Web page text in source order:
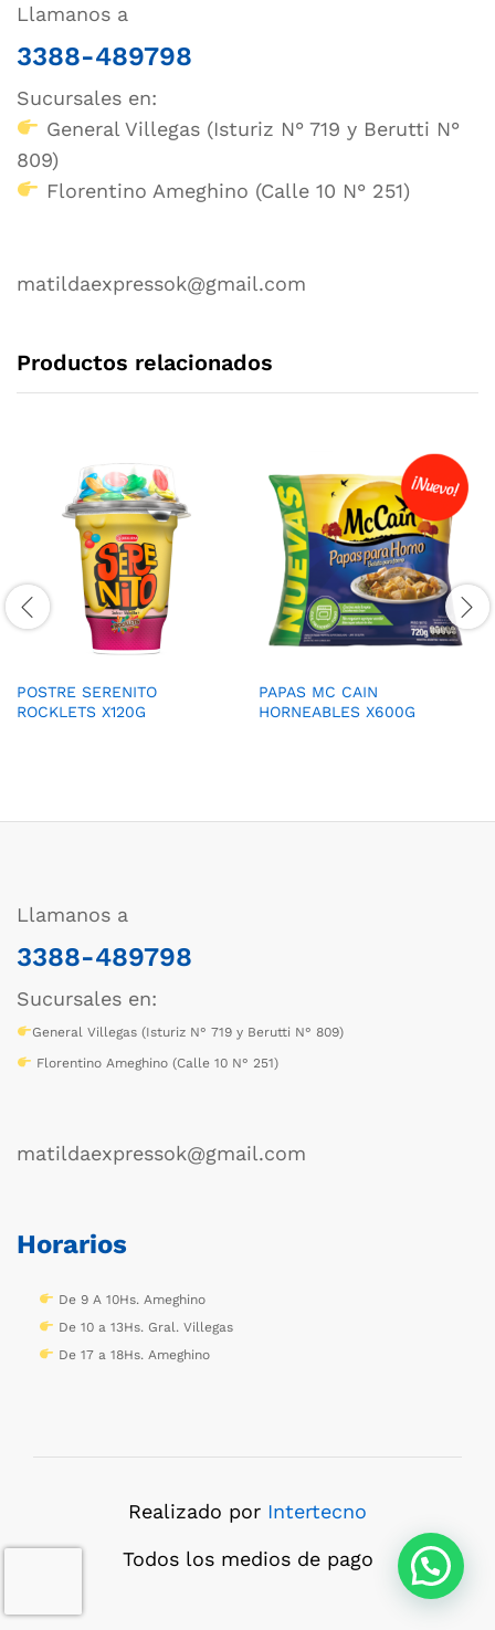
Llamanos a
3388-489798
Sucursales en:
General Villegas (Isturiz N° 719 y Berutti N°
809)
Florentino Ameghino (Calle 10 N° 251)
matildaexpressok@gmail.com
Productos relacionados
POSTRE SERENITO
ROCKLETS X120G
PAPAS MC CAIN
HORNEABLES X600G
Llamanos a
3388-489798
Sucursales en:
General Villegas (Isturiz N° 719 y Berutti N° 809)
Florentino Ameghino (Calle 10 N° 251)
matildaexpressok@gmail.com
Horarios
De 9 A 10Hs. Ameghino
De 10 a 13Hs. Gral. Villegas
De 17 a 18Hs. Ameghino
Realizado por Intertecno
Todos los medios de pago